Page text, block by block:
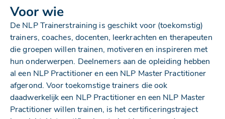
Voor wie
De NLP Trainerstraining is geschikt voor (toekomstig)
trainers, coaches, docenten, leerkrachten en therapeuten
die groepen willen trainen, motiveren en inspireren met
hun onderwerpen. Deelnemers aan de opleiding hebben
al een NLP Practitioner en een NLP Master Practitioner
afgerond. Voor toekomstige trainers die ook
daadwerkelijk een NLP Practitioner en een NLP Master
Practitioner willen trainen, is het certificeringstraject